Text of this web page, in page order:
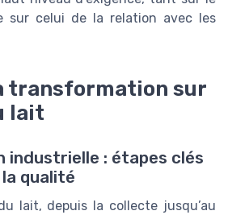
sur celui de la relation avec les
transformation sur
lait
industrielle : étapes clés
qualité
lait, depuis la collecte jusqu’au